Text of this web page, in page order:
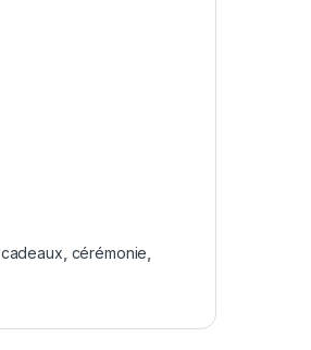
cadeaux cérémonie